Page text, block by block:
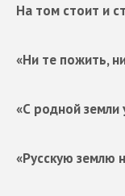
На том стоит и
«Ни те пожить,
«С родной земли
«Русскую землю